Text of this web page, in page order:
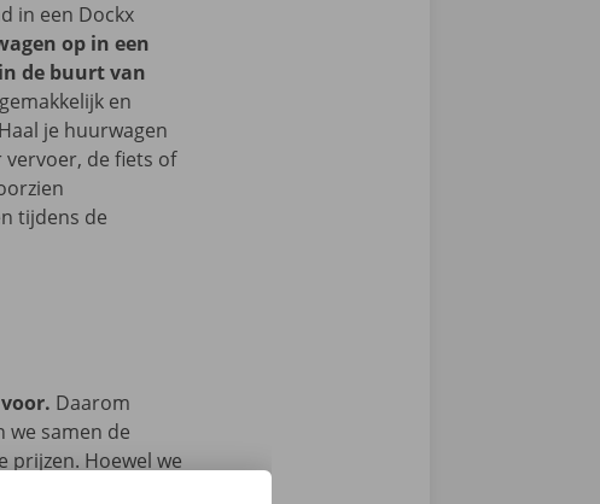
in een Dockx
op in een
de buurt van
en
je huurwagen
de fiets of
tijdens de
Daarom
we samen de
prijzen. Hoewel we